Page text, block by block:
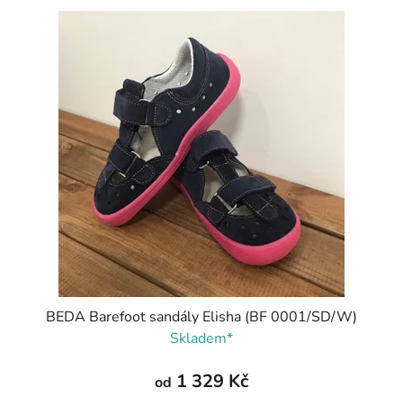
BEDA Barefoot sandály Elisha (BF 0001/SD/W)
Skladem*
od 1 329 Kč